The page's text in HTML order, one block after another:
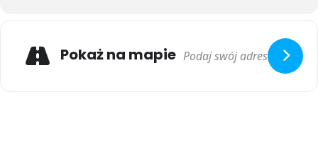
Pokaż na mapie